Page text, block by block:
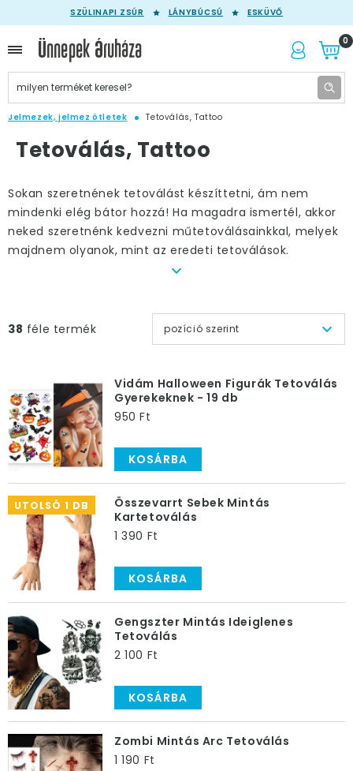
SZÜLINAPI ZSÚR LÁNYBÚCSÚ ESKÜVŐ
0
Jelmezek, jelmez ötletek Tetoválás, Tattoo
Tetoválás, Tattoo
Sokan szeretnének tetoválást készíttetni, ám nem
mindenki elég bátor hozzá! Ha magadra ismertél, akkor
neked szeretnénk kedvezni műtetoválásainkkal, melyek
majdnem olyanok, mint az eredeti tetoválások.
Kínálatunkban találsz karra felhúzható tetoválásokat
bulira külön tudjuk ajánlani véres seb hatású
tetoválásainkat, vagy horror mintás kartetoválásunkat.
fognak elmúlni, de a kedved is garantáltan megjön
majd egy igazi tetováláshoz!
38 féle termék pozíció szerint
Vidám Halloween Figurák Tetoválás
Gyerekeknek - 19 db
950 Ft
KOSÁRBA
UTOLSÓ 1 DB
Összevarrt Sebek Mintás
Kartetoválás
1 390 Ft
KOSÁRBA
Gengszter Mintás Ideiglenes
Tetoválás
2 100 Ft
KOSÁRBA
Zombi Mintás Arc Tetoválás
1 190 Ft